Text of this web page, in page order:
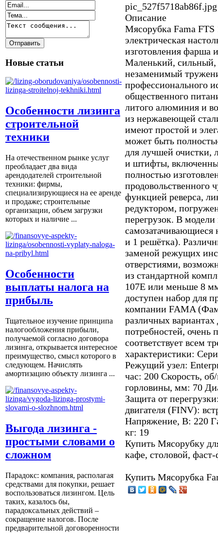
Новые статьи
Особенности лизинга
строительной
техники
На отечественном рынке услуг
преобладает два вида
арендодателей строительной
техники: фирмы,
специализирующиеся на ее аренде
и продаже; строительные
организации, объем загрузки
которых и наличие ...
Особенности
выплаты налога на
прибыль
Тщательное изучение принципа
налогообложения прибыли,
получаемой согласно договора
лизинга, открывается интересное
преимущество, смысл которого в
следующем. Начислять
амортизацию объекту лизинга ...
Выгода лизинга -
простыми словами о
сложном
Парадокс: компания, располагая
средствами для покупки, решает
воспользоваться лизингом. Цель
таких, казалось бы,
парадоксальных действий –
сокращение налогов. После
предварительной договоренности
pic_527f5718ab86f.jpg
Описание
Мясорубка Fama FTS
электрическая
изготовления фарша
Маленький, сильный,
незаменимый
профессионального
общественного
литого алюминия и
из нержавеющей
имеют простой и
может быть
для лучшей очистки,
и штифты,
полностью
продовольственного
функцией реверса,
редуктором,
перегрузок. В
и 1 решётка).
заменой режущих
отверстиями,
из стандартной
107E или меньше 8
доступен набор для
компании FAMA
различных
потребностей, очень
соответствует всем
характеристики:
Режущий узел:
час: 200 Скорость,
горловины, мм: 70
Защита от
двигателя (FINV):
Напряжение, В: 220
кг: 19
Купить Мясорубку
кафе, столовой,
Купить Мясорубка